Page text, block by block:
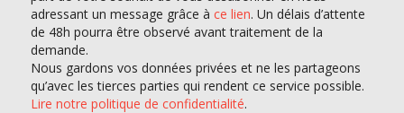
adressant un message grâce à ce lien. Un délais d’attente
de 48h pourra être observé avant traitement de la
demande.
Nous gardons vos données privées et ne les partageons
qu’avec les tierces parties qui rendent ce service possible.
Lire notre politique de confidentialité.